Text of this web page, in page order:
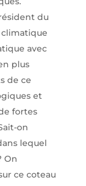
du
climatique
avec
plus
de ce
et
fortes
on
lequel
On
ce coteau